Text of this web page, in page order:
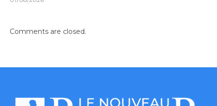
Comments are closed.